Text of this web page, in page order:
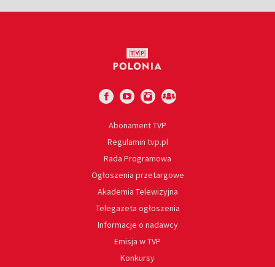
Abonament TVP
Regulamin tvp.pl
Rada Programowa
Ogłoszenia przetargowe
Akademia Telewizyjna
Telegazeta ogłoszenia
Informacje o nadawcy
Emisja w TVP
Konkursy